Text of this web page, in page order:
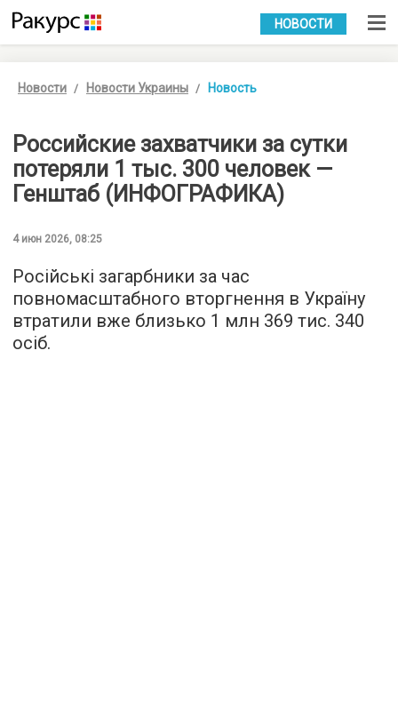
УКР РУС
НОВОСТИ
Новости Новости Украины Новость
Российские захватчики за сутки
потеряли 1 тыс. 300 человек —
Генштаб (ИНФОГРАФИКА)
4 июн 2026, 08:25
Російські загарбники за час
повномасштабного вторгнення в Україну
втратили вже близько 1 млн 369 тис. 340
осіб.